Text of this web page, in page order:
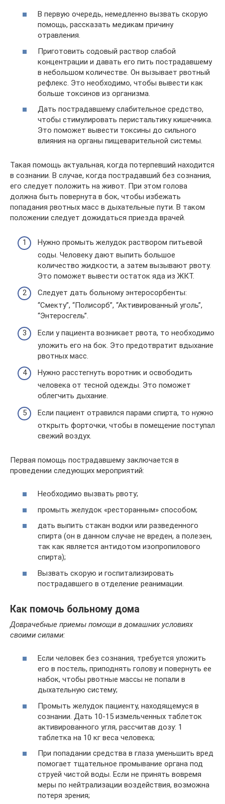
В первую очередь, немедленно вызвать скорую
помощь, рассказать медикам причину
отравления.
Приготовить содовый раствор слабой
концентрации и давать его пить пострадавшему
в небольшом количестве. Он вызывает рвотный
рефлекс. Это необходимо, чтобы вывести как
больше токсинов из организма.
Дать пострадавшему слабительное средство,
чтобы стимулировать перистальтику кишечника.
Это поможет вывести токсины до сильного
влияния на органы пищеварительной системы.
Такая помощь актуальная, когда потерпевший находится
в сознании. В случае, когда пострадавший без сознания,
его следует положить на живот. При этом голова
должна быть повернута в бок, чтобы избежать
попадания рвотных масс в дыхательные пути. В таком
положении следует дожидаться приезда врачей.
Нужно промыть желудок раствором питьевой
соды. Человеку дают выпить большое
количество жидкости, а затем вызывают рвоту.
Это поможет вывести остаток яда из ЖКТ.
Следует дать больному энтеросорбенты:
“Смекту”, “Полисорб”, “Активированный уголь”,
“Энтеросгель”.
Если у пациента возникает рвота, то необходимо
уложить его на бок. Это предотвратит вдыхание
рвотных масс.
Нужно расстегнуть воротник и освободить
человека от тесной одежды. Это поможет
облегчить дыхание.
Если пациент отравился парами спирта, то нужно
открыть форточки, чтобы в помещение поступал
свежий воздух.
Первая помощь пострадавшему заключается в
проведении следующих мероприятий:
Необходимо вызвать рвоту;
промыть желудок «ресторанным» способом;
дать выпить стакан водки или разведенного
спирта (он в данном случае не вреден, а полезен,
так как является антидотом изопропилового
спирта);
Вызвать скорую и госпитализировать
пострадавшего в отделение реанимации.
Как помочь больному дома
Доврачебные приемы помощи в домашних условиях
своими силами:
Если человек без сознания, требуется уложить
его в постель, приподнять голову и повернуть ее
набок, чтобы рвотные массы не попали в
дыхательную систему;
Промыть желудок пациенту, находящемуся в
сознании. Дать 10-15 измельченных таблеток
активированного угля, рассчитав дозу: 1
таблетка на 10 кг веса человека;
При попадании средства в глаза уменьшить вред
помогает тщательное промывание органа под
струей чистой воды. Если не принять вовремя
меры по нейтрализации воздействия, возможна
потеря зрения;